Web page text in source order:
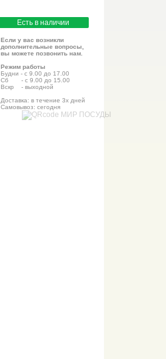
Есть в наличии
Если у вас возникли
дополнительные вопросы,
вы можете позвонить нам.
Режим работы
Будни - с 9.00 до 17.00
Сб - с 9.00 до 15.00
Вскр - выходной
Доставка: в течение 3х дней
Самовывоз: сегодня